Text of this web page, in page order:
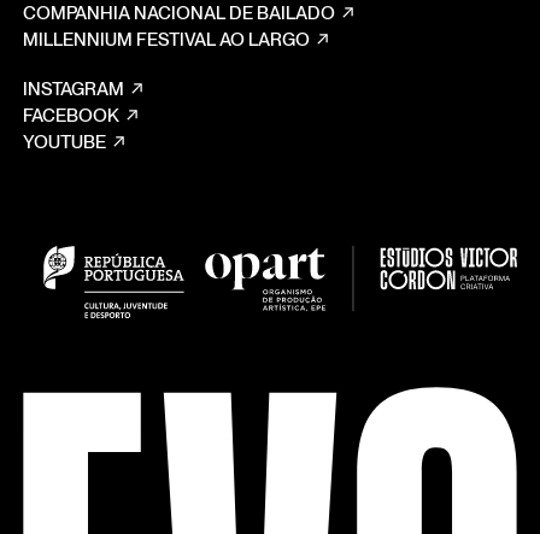
COMPANHIA NACIONAL DE BAILADO
MILLENNIUM FESTIVAL AO LARGO
INSTAGRAM
FACEBOOK
YOUTUBE